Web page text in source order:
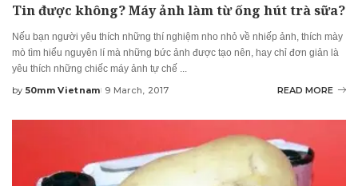
Tin được không? Máy ảnh làm từ ống hút trà sữa?
Nếu bạn người yêu thích những thí nghiệm nho nhỏ về nhiếp ảnh, thích mày
mò tìm hiểu nguyên lí mà những bức ảnh được tạo nên, hay chỉ đơn giản là
yêu thích những chiếc máy ảnh tự chế
Posted
by 50mm Vietnam 9 March, 2017 READ MORE